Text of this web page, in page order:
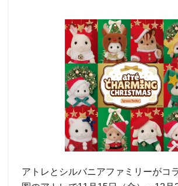
アトレとシルバニアファミリーがコ